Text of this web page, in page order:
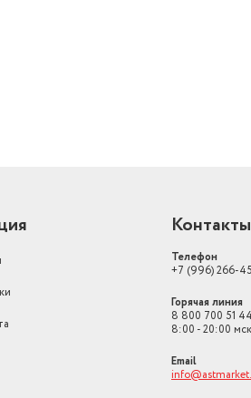
Контакты
Телефон
+7 (996) 266-
Горячая линия
8 800 700 51 44
8:00 - 20:00 мск
Email